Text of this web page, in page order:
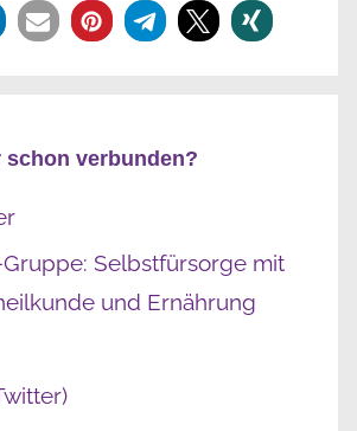
verbunden?
Selbstfürsorge mit
und Ernährung